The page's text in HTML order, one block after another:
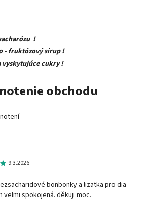
!
- fruktózový sirup !
vyskytujúce cukry !
obchodu
9.3.2026
bonbonky a lizatka pro dia
velmi spokojená. děkuji moc.